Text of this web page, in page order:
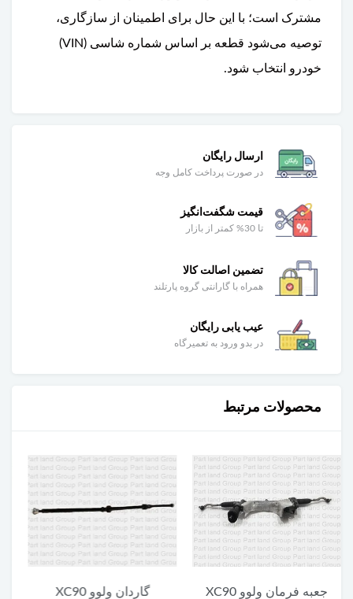
مشترک است؛ با این حال برای اطمینان از سازگاری،
توصیه می‌شود قطعه بر اساس شماره شاسی (VIN)
خودرو انتخاب شود.
ارسال رایگان
در صورت پرداخت کامل وجه
قیمت شگفت‌انگیز
تا 30% کمتر از بازار
تضمین اصالت کالا
همراه با گارانتی گروه پارتلند
عیب یابی رایگان
در بدو ورود به تعمیرگاه
محصولات مرتبط
گاردان ولوو XC90
یونیت پایین چراغ جلو ولوو